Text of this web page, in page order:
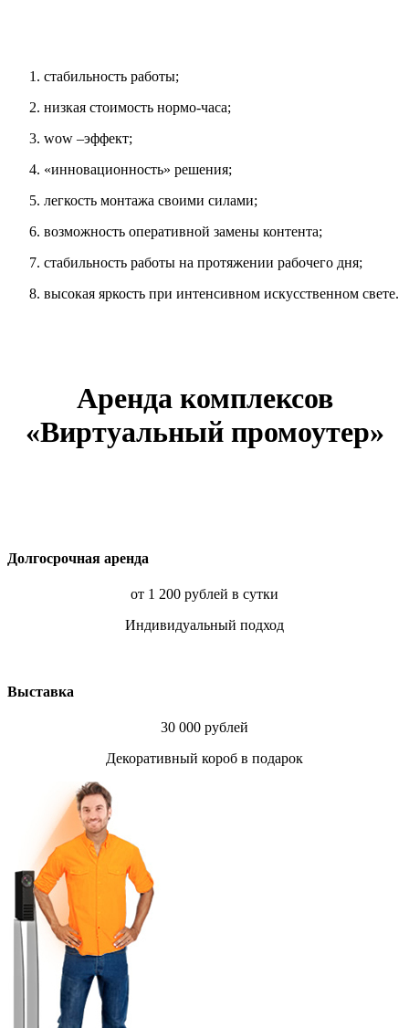
стабильность работы;
низкая стоимость нормо-часа;
wow –эффект;
«инновационность» решения;
легкость монтажа своими силами;
возможность оперативной замены контента;
стабильность работы на протяжении рабочего дня;
высокая яркость при интенсивном искусственном свете.
Аренда комплексов
«Виртуальный промоутер»
Долгосрочная аренда
от 1 200 рублей в сутки
Индивидуальный подход
Выставка
30 000 рублей
Декоративный короб в подарок